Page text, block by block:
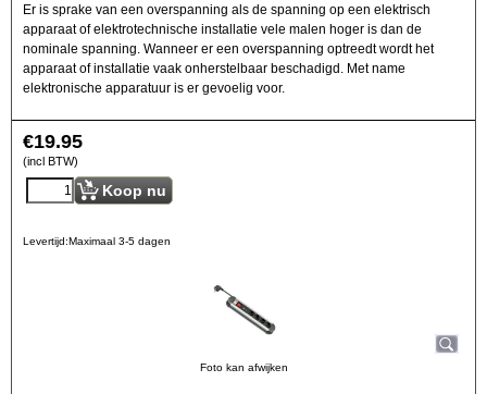
Er is sprake van een overspanning als de spanning op een elektrisch
apparaat of elektrotechnische installatie vele malen hoger is dan de
nominale spanning. Wanneer er een overspanning optreedt wordt het
apparaat of installatie vaak onherstelbaar beschadigd. Met name
elektronische apparatuur is er gevoelig voor.
€19.95
(incl BTW)
Koop nu
Levertijd:Maximaal 3-5 dagen
Foto kan afwijken